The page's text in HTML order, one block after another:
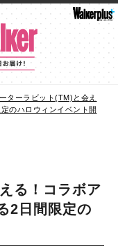
ターラビット(TM)と会え
のハロウィンイベント開
る！コラボア
2日間限定の